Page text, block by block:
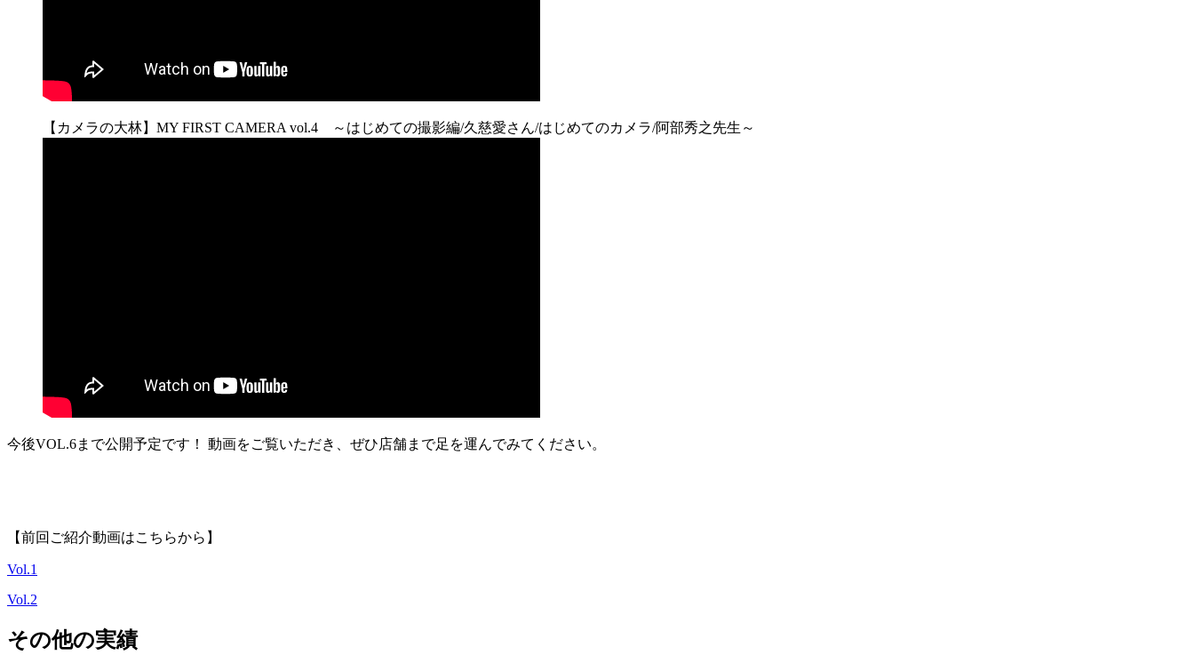
【カメラの大林】MY FIRST CAMERA vol.4 ～はじめての撮影編/久慈愛さん/はじめてのカメラ/阿部秀之先生～
今後VOL.6まで公開予定です！ 動画をご覧いただき、ぜひ店舗まで足を運んでみてください。
【前回ご紹介動画はこちらから】
Vol.1
Vol.2
その他の実績